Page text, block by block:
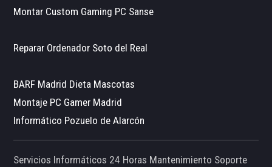
Montar Custom Gaming PC Sanse
Reparar Ordenador Soto del Real
BARF Madrid Dieta Mascotas
Montaje PC Gamer Madrid
Informático Pozuelo de Alarcón
Servicios Informáticos 24 Horas Mantenimiento Soporte